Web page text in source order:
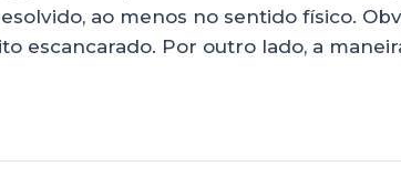
ao menos no sentido físico.
escancarado. Por outro lado, a